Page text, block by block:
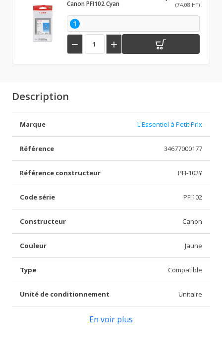
Canon PFI102 Cyan
(74,08 HT)
1
 
Description
Marque L'Essentiel à Petit Prix
Référence 34677000177
Référence constructeur PFI-102Y
Code série PFI102
Constructeur Canon
Couleur Jaune
Type Compatible
Unité de conditionnement Unitaire
En voir plus